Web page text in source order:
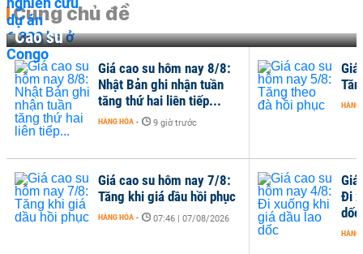
Cùng chủ đề
Cao su
Giá cao su hôm nay 8/8:
Nhật Bản ghi nhận tuần
tăng thứ hai liên tiếp...
HÀNG HÓA - 9 giờ trước
Giá cao su hôm nay 7/8:
Tăng khi giá dầu hồi phục
HÀNG HÓA - 07:46 | 07/08/2026
HÀNG
Đi
dốc
HÀNG